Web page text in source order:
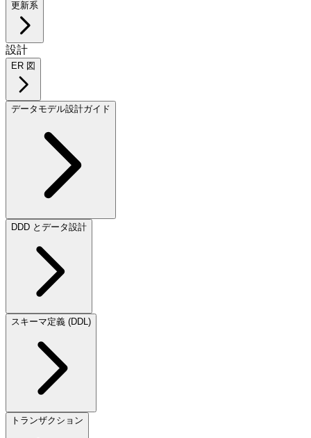
更新系
設計
ER 図
データモデル設計ガイド
DDD とデータ設計
スキーマ定義 (DDL)
トランザクション